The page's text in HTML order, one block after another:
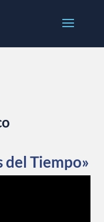
del Tiempo»